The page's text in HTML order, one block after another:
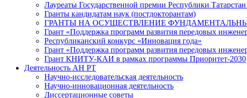
Лауреаты Государственной премии Республики
Гранты кандидатам наук (постдокторантам)
ГРАНТЫ НА ОСУЩЕСТВЛЕНИЕ
Грант «Поддержка программ развития передовых
Республиканский конкурс «Инновация года»
Грант «Поддержка программ развития передовых
Грант КНИТУ-КАИ в рамках программы Приоритет-2030
Деятельность АН РТ
Научно-исследовательская деятельность
Научно-инновационная деятельность
Диссертационные советы